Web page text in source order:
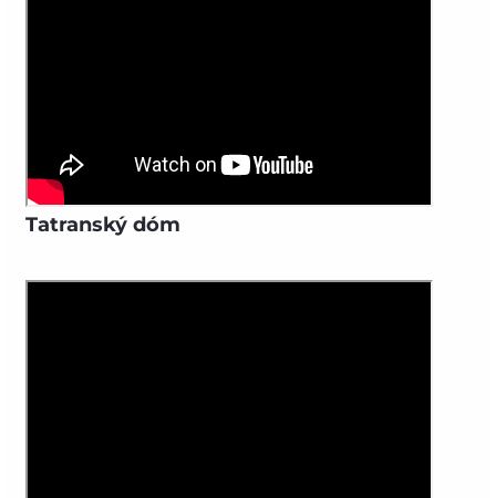
Tatranský dóm